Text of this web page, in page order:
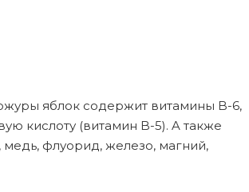
яблок содержит витамины B-6,
кислоту (витамин B-5). A также
флуорид, железо, магний,